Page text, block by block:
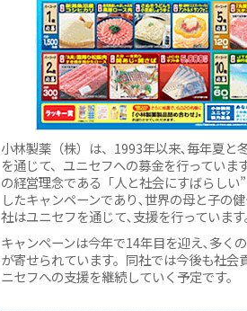
小林製薬（株）は、1993年以来､毎年夏と
を通じて、ユニセフへの募金を行っていま
の経営理念である「人と社会にすばらしい
したキャンペーンであり､世界の母と子の
社はユニセフを通じて､支援を行っていま
キャンペーンは今年で14年目を迎え､多く
が寄せられています。同社では今後も社会
ニセフへの支援を継続していく予定です。